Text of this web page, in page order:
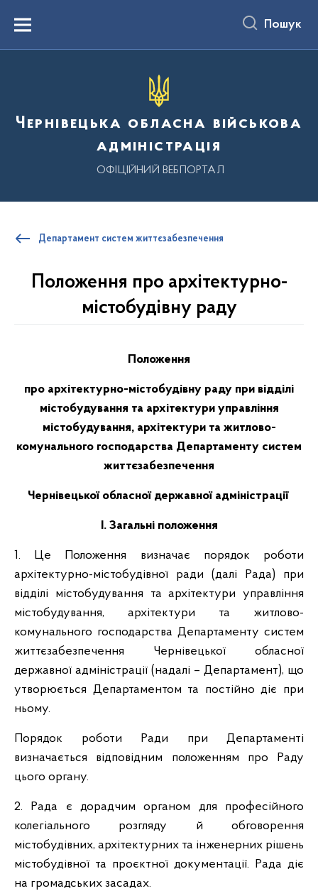
вмістуMenu Пошук
Чернівецька обласна військова
адміністрація
ОФІЦІЙНИЙ ВЕБПОРТАЛ
Департамент систем життєзабезпечення
Положення про архітектурно-
містобудівну раду
Положення
про архітектурно-містобудівну раду при відділі
містобудування та архітектури управління
містобудування, архітектури та житлово-
комунального господарства Департаменту систем
життєзабезпечення
Чернівецької обласної державної адміністрації
І. Загальні положення
1. Це Положення визначає порядок роботи
архітектурно-містобудівної ради (далі Рада) при
відділі містобудування та архітектури управління
містобудування, архітектури та житлово-
комунального господарства Департаменту систем
життєзабезпечення Чернівецької обласної
державної адміністрації (надалі – Департамент), що
утворюється Департаментом та постійно діє при
ньому.
Порядок роботи Ради при Департаменті
визначається відповідним положенням про Раду
цього органу.
2. Рада є дорадчим органом для професійного
колегіального розгляду й обговорення
містобудівних, архітектурних та інженерних рішень
містобудівної та проєктної документації. Рада діє
на громадських засадах.